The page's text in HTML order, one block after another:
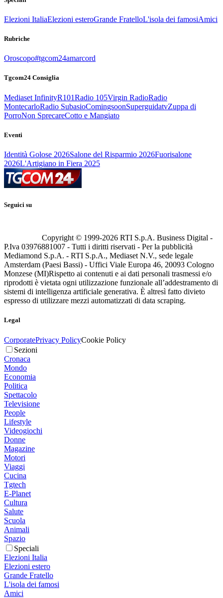
Elezioni ItaliaElezioni esteroGrande FratelloL'isola dei famosiAmici
Rubriche
Oroscopo#tgcom24amarcord
Tgcom24 Consiglia
Mediaset InfinityR101Radio 105Virgin RadioRadio
MontecarloRadio SubasioComingsoonSuperguidatvZuppa di
PorroNon SprecareCotto e Mangiato
Eventi
Identità Golose 2026Salone del Risparmio 2026Fuorisalone
2026L'Artigiano in Fiera 2025
Seguici su
Copyright © 1999-2026 RTI S.p.A. Business Digital -
P.Iva 03976881007 - Tutti i diritti riservati - Per la pubblicità
Mediamond S.p.A. - RTI S.p.A., Mediaset N.V., sede legale
Amsterdam (Paesi Bassi) - Uffici Viale Europa 46, 20093 Cologno
Monzese (MI)Rispetto ai contenuti e ai dati personali trasmessi e/o
riprodotti è vietata ogni utilizzazione funzionale all’addestramento di
sistemi di intelligenza artificiale generativa. È altresì fatto divieto
espresso di utilizzare mezzi automatizzati di data scraping.
Legal
CorporatePrivacy PolicyCookie Policy
Sezioni
Cronaca
Mondo
Economia
Politica
Spettacolo
Televisione
People
Lifestyle
Videogiochi
Donne
Magazine
Motori
Viaggi
Cucina
Tgtech
E-Planet
Cultura
Salute
Scuola
Animali
Spazio
Speciali
Elezioni Italia
Elezioni estero
Grande Fratello
L'isola dei famosi
Amici